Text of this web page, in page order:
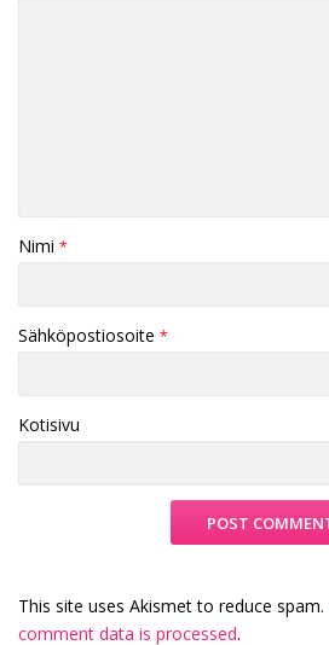
Nimi *
Sähköpostiosoite *
Kotisivu
This site uses Akismet to reduce spam.
comment data is processed.